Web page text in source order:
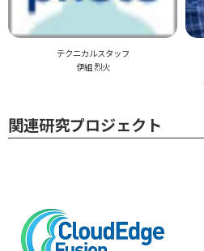
テクニカルスタッフ
伊組 烈火
関連研究プロジェクト